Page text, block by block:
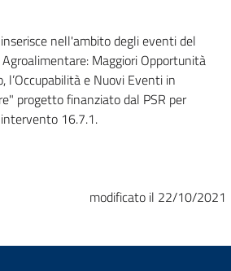
nell'ambito degli eventi del
Maggiori Opportunità
l’Occupabilità e Nuovi Eventi in
progetto finanziato dal PSR per
16.7.1.
modificato il 22/10/2021